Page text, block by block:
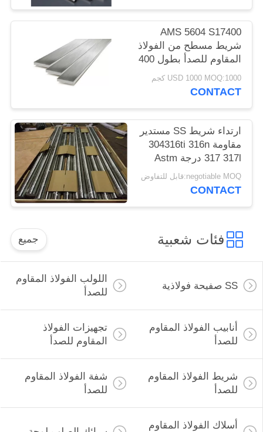
AMS 5604 S17400
شريط مسطح من الفولاذ
المقاوم للصدأ بطول 400
مم بطول 6000 مم
USD 1000 MOQ:1000 كجم
CONTACT
ارتداء شريط SS مستدير
مقاومة 304316ti 316n
317 317l درجة Astm
قياسي
negotiable MOQ:قابل للتفاوض
CONTACT
فئات شعبية جميع
SS صفيحة فولاذية
اللولب الفولاذ المقاوم
للصدأ
أنابيب الفولاذ المقاوم
للصدأ
تجهيزات الفولاذ
المقاوم للصدأ
شريط الفولاذ المقاوم
للصدأ
شفة الفولاذ المقاوم
للصدأ
أسلاك الفولاذ المقاوم